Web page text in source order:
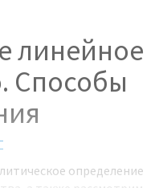
линейное
Способы
определение